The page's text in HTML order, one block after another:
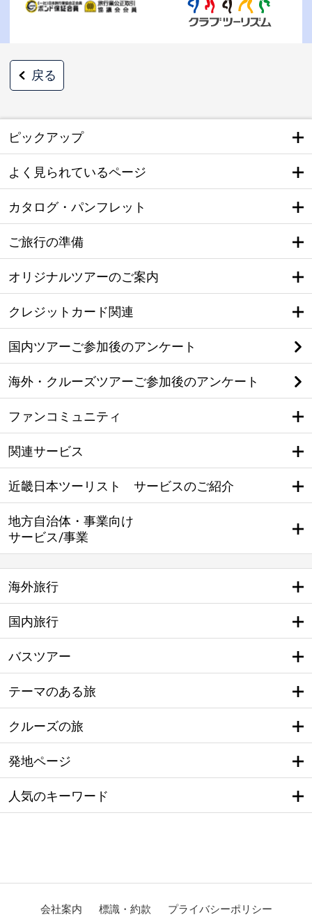
戻る
ピックアップ
よく見られているページ
カタログ・パンフレット
ご旅行の準備
オリジナルツアーのご案内
クレジットカード関連
国内ツアーご参加後のアンケート
海外・クルーズツアーご参加後のアンケート
ファンコミュニティ
関連サービス
近畿日本ツーリスト サービスのご紹介
地方自治体・事業向け
サービス/事業
海外旅行
国内旅行
バスツアー
テーマのある旅
クルーズの旅
発地ページ
人気のキーワード
会社案内 標識・約款 プライバシーポリシー